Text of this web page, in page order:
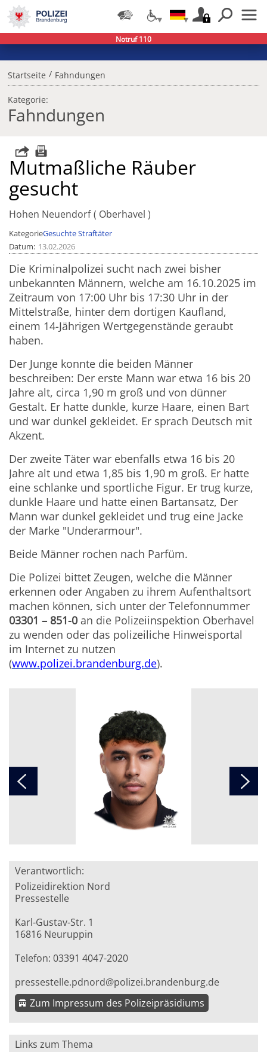
Startseite / Fahndungen
Kategorie:
Fahndungen
Mutmaßliche Räuber
gesucht
Hohen Neuendorf Oberhavel
KategorieGesuchte Straftäter
Datum 13.02.2026
Die Kriminalpolizei sucht nach zwei bisher
unbekannten Männern, welche am 16.10.2025 im
Zeitraum von 17:00 Uhr bis 17:30 Uhr in der
Mittelstraße, hinter dem dortigen Kaufland,
einem 14-Jährigen Wertgegenstände geraubt
haben.
Der Junge konnte die beiden Männer
beschreiben: Der erste Mann war etwa 16 bis 20
Jahre alt, circa 1,90 m groß und von dünner
Gestalt. Er hatte dunkle, kurze Haare, einen Bart
und war dunkel gekleidet. Er sprach Deutsch mit
Akzent.
Der zweite Täter war ebenfalls etwa 16 bis 20
Jahre alt und etwa 1,85 bis 1,90 m groß. Er hatte
eine schlanke und sportliche Figur. Er trug kurze,
dunkle Haare und hatte einen Bartansatz, Der
Mann war dunkel gekleidet und trug eine Jacke
der Marke "Underarmour".
Beide Männer rochen nach Parfüm.
Die Polizei bittet Zeugen, welche die Männer
erkennen oder Angaben zu ihrem Aufenthaltsort
machen können, sich unter der Telefonnummer
03301 – 851-0 an die Polizeiinspektion Oberhavel
zu wenden oder das polizeiliche Hinweisportal
im Internet zu nutzen
(www.polizei.brandenburg.de).
Verantwortlich:
Polizeidirektion Nord
Pressestelle
Karl-Gustav-Str. 1
16816 Neuruppin
Telefon: 03391 4047-2020
pressestelle.pdnord@polizei.brandenburg.de
Zum Impressum des Polizeipräsidiums
Links zum Thema
Notruf 110